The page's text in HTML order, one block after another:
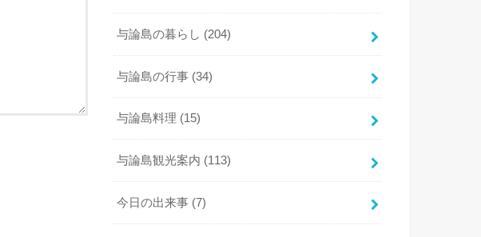
与論島の暮らし (204)
与論島の行事 (34)
与論島料理 (15)
与論島観光案内 (113)
今日の出来事 (7)